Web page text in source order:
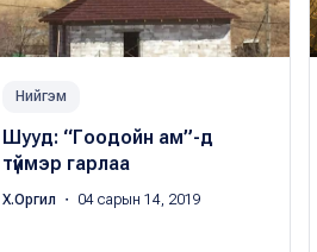
Нийгэм
Шууд: “Гоодойн ам”-д
түймэр гарлаа
Х.Оргил ・ 04 сарын 14, 2019